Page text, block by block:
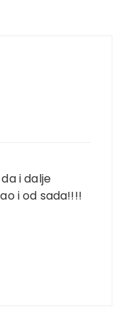
i dalje
i od sada!!!!